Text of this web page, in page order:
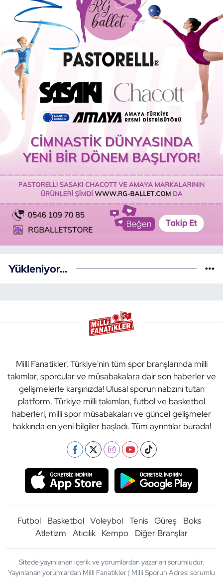
Yükleniyor...
Milli Fanatikler, Türkiye'nin tüm spor branşlarında milli
takımlar, sporcular ve müsabakalara dair son haberler ve
gelişmelerle karşınızda! Ulusal sporun nabzını tutan
platform. Türkiye milli takımları, futbol ve basketbol
haberleri, milli spor müsabakaları ve güncel gelişmeler
hakkında en yeni bilgiler başladı. Tüm ayrıntılar burada!
Futbol Basketbol Voleybol Tenis Güreş
Boks
Atletizm
Atıcılık Kempo Diğer Branşlar
Sitede yayınlanan içerik ve yorumlardan yazarları sorumludur.
Yayınlanan yorumlardan Milli Fanatikler | Milli Sporun Adresi sorumlu